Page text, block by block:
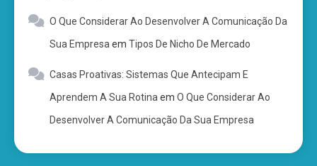
O Que Considerar Ao Desenvolver A Comunicação Da
Sua Empresa em Tipos De Nicho De Mercado
Casas Proativas: Sistemas Que Antecipam E
Aprendem A Sua Rotina em O Que Considerar Ao
Desenvolver A Comunicação Da Sua Empresa